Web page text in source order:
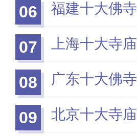
06 福建十大佛寺
07 上海十大寺庙
08 广东十大佛寺
09 北京十大寺庙